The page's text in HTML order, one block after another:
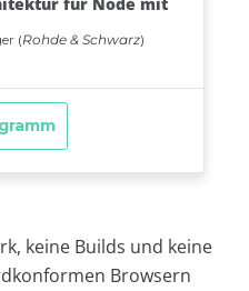
keine Builds und keine
Browsern